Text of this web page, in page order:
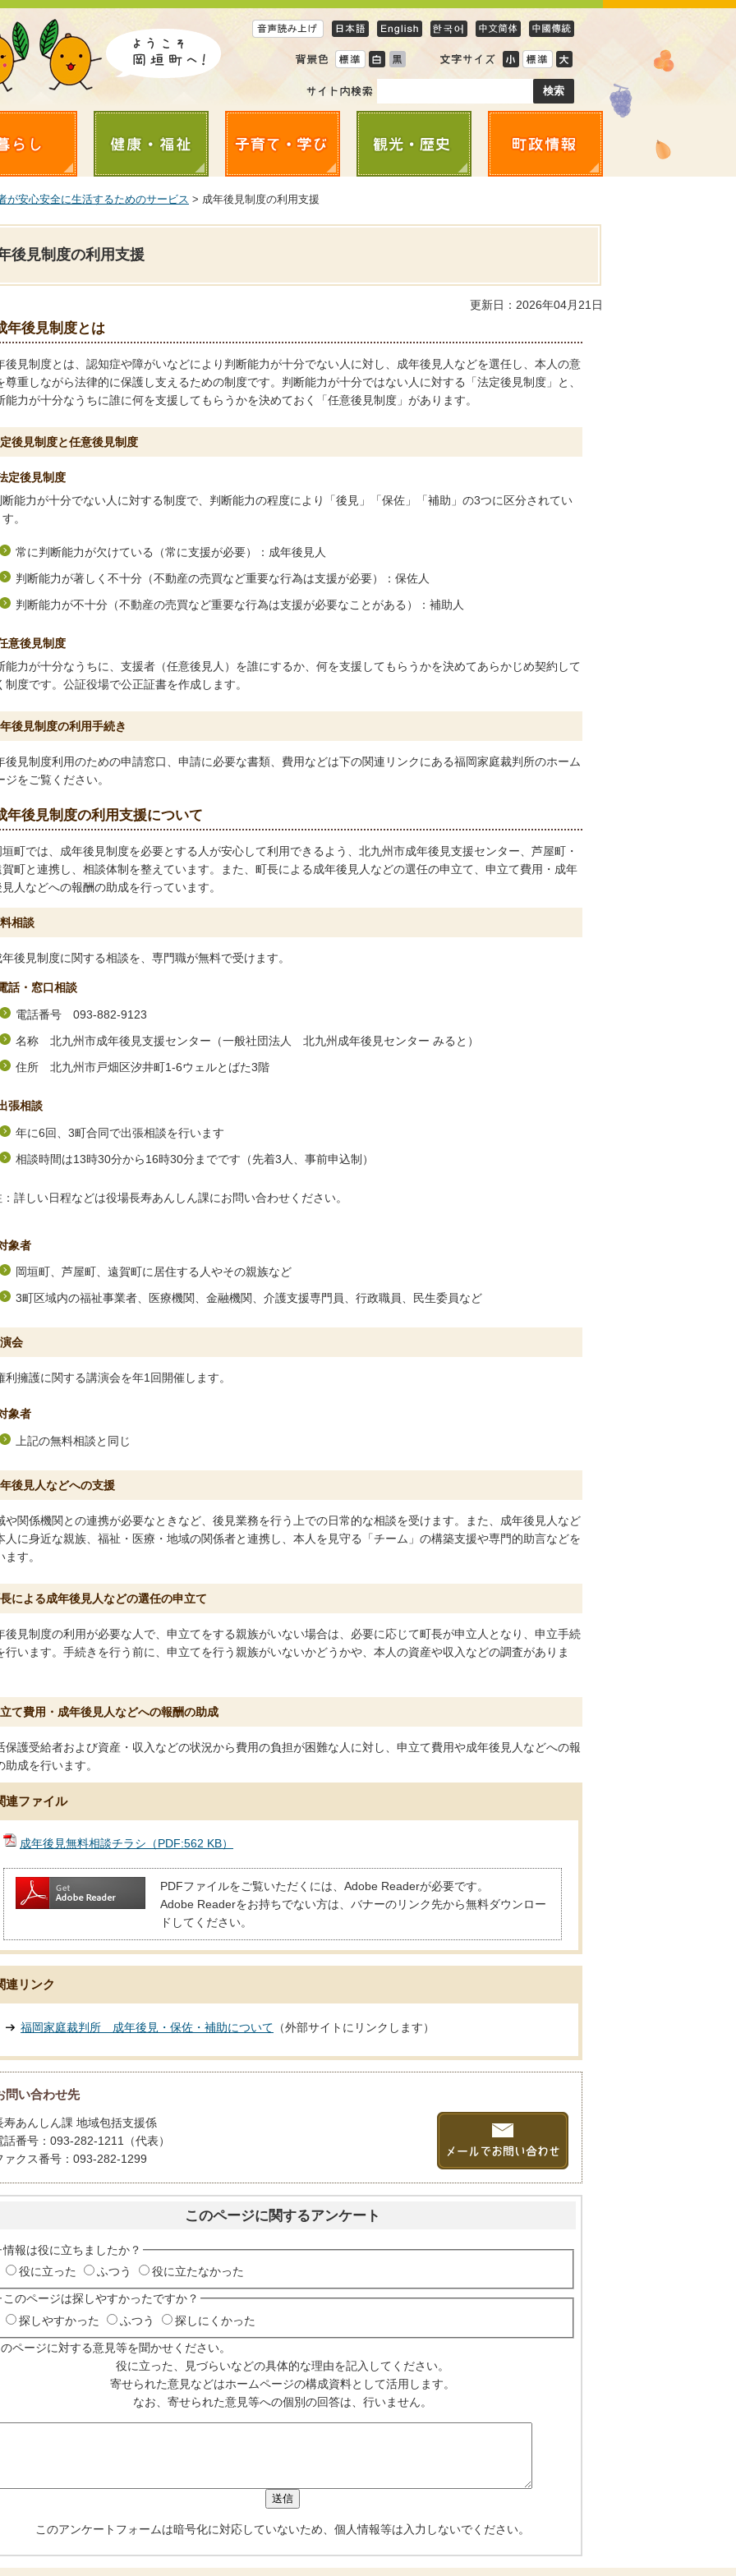
が安心安全に生活するためのサービス > 成年後見制度の利用支援
後見制度の利用支援
更新日：2026年04月21日
年後見制度とは
後見制度とは、認知症や障がいなどにより判断能力が十分でない人に対し、成年後見人などを選任し、本人の意
尊重しながら法律的に保護し支えるための制度です。判断能力が十分ではない人に対する「法定後見制度」と、
能力が十分なうちに誰に何を支援してもらうかを決めておく「任意後見制度」があります。
後見制度と任意後見制度
定後見制度
断能力が十分でない人に対する制度で、判断能力の程度により「後見」「保佐」「補助」の3つに区分されてい
。
常に判断能力が欠けている（常に支援が必要）：成年後見人
判断能力が著しく不十分（不動産の売買など重要な行為は支援が必要）：保佐人
判断能力が不十分（不動産の売買など重要な行為は支援が必要なことがある）：補助人
意後見制度
能力が十分なうちに、支援者（任意後見人）を誰にするか、何を支援してもらうかを決めてあらかじめ契約して
制度です。公証役場で公正証書を作成します。
後見制度の利用手続き
後見制度利用のための申請窓口、申請に必要な書類、費用などは下の関連リンクにある福岡家庭裁判所のホーム
ジをご覧ください。
年後見制度の利用支援について
垣町では、成年後見制度を必要とする人が安心して利用できるよう、北九州市成年後見支援センター、芦屋町・
賀町と連携し、相談体制を整えています。また、町長による成年後見人などの選任の申立て、申立て費用・成年
人などへの報酬の助成を行っています。
相談
後見制度に関する相談を、専門職が無料で受けます。
話・窓口相談
電話番号 093-882-9123
名称 北九州市成年後見支援センター（一般社団法人 北九州成年後見センター みると）
住所 北九州市戸畑区汐井町1-6ウェルとばた3階
張相談
年に6回、3町合同で出張相談を行います
相談時間は13時30分から16時30分までです（先着3人、事前申込制）
詳しい日程などは役場長寿あんしん課にお問い合わせください。
象者
岡垣町、芦屋町、遠賀町に居住する人やその親族など
3町区域内の福祉事業者、医療機関、金融機関、介護支援専門員、行政職員、民生委員など
会
擁護に関する講演会を年1回開催します。
象者
上記の無料相談と同じ
後見人などへの支援
や関係機関との連携が必要なときなど、後見業務を行う上での日常的な相談を受けます。また、成年後見人など
人に身近な親族、福祉・医療・地域の関係者と連携し、本人を見守る「チーム」の構築支援や専門的助言などを
ます。
による成年後見人などの選任の申立て
後見制度の利用が必要な人で、申立てをする親族がいない場合は、必要に応じて町長が申立人となり、申立手続
行います。手続きを行う前に、申立てを行う親族がいないかどうかや、本人の資産や収入などの調査がありま
て費用・成年後見人などへの報酬の助成
保護受給者および資産・収入などの状況から費用の負担が困難な人に対し、申立て費用や成年後見人などへの報
助成を行います。
連ファイル
成年後見無料相談チラシ（PDF:562 KB）
PDFファイルをご覧いただくには、Adobe Readerが必要です。
Adobe Readerをお持ちでない方は、バナーのリンク先から無料ダウンロー
ドしてください。
連リンク
福岡家庭裁判所 成年後見・保佐・補助について （外部サイトにリンクします）
問い合わせ先
寿あんしん課 地域包括支援係
話番号：093-282-1211（代表）
ァクス番号：093-282-1299
このページに関するアンケート
情報は役に立ちましたか？
役に立った
ふつう 役に立たなかった
このページは探しやすかったですか？
探しやすかった
ふつう 探しにくかった
ページに対する意見等を聞かせください。
役に立った、見づらいなどの具体的な理由を記入してください。
寄せられた意見などはホームページの構成資料として活用します。
なお、寄せられた意見等への個別の回答は、行いません。
このアンケートフォームは暗号化に対応していないため、個人情報等は入力しないでください。